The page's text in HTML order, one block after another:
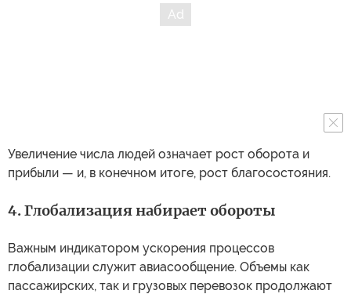
Увеличение числа людей означает рост оборота и
прибыли — и, в конечном итоге, рост благосостояния.
4. Глобализация набирает обороты
Важным индикатором ускорения процессов
глобализации служит авиасообщение. Объемы как
пассажирских, так и грузовых перевозок продолжают